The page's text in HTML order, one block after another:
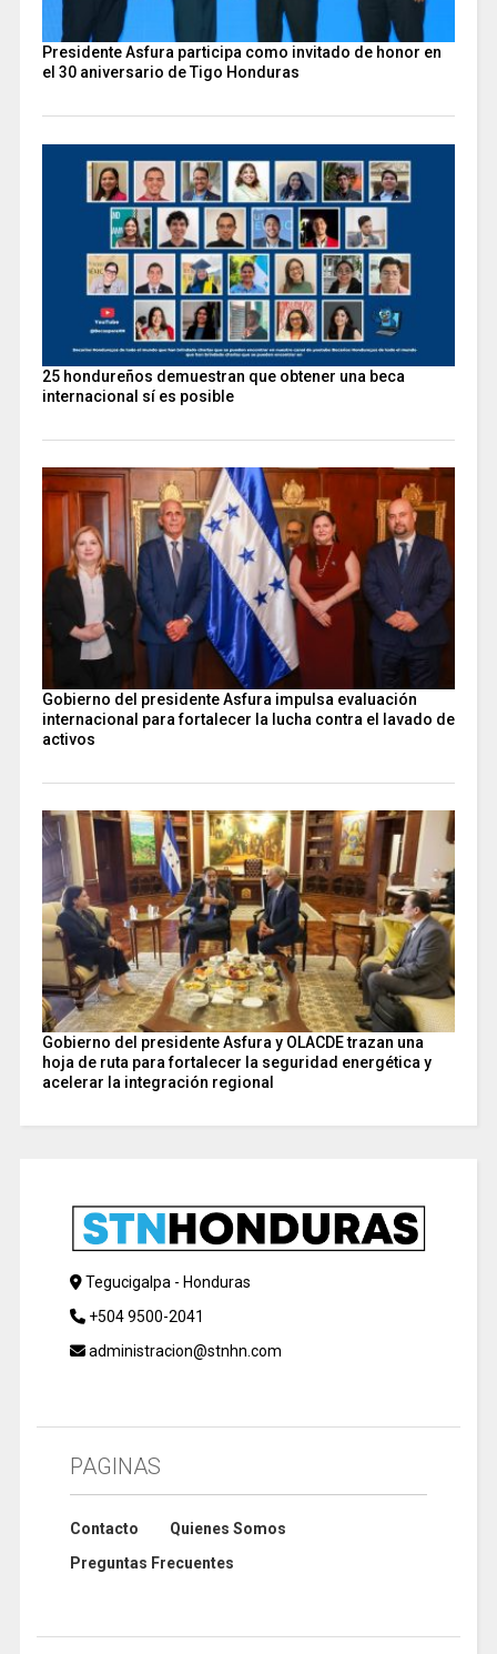
Presidente Asfura participa como invitado de honor en
el 30 aniversario de Tigo Honduras
25 hondureños demuestran que obtener una beca
internacional sí es posible
Gobierno del presidente Asfura impulsa evaluación
internacional para fortalecer la lucha contra el lavado de
activos
Gobierno del presidente Asfura y OLACDE trazan una
hoja de ruta para fortalecer la seguridad energética y
acelerar la integración regional
Tegucigalpa - Honduras
+504 9500-2041
administracion@stnhn.com
PAGINAS
Contacto
Quienes Somos
Preguntas Frecuentes